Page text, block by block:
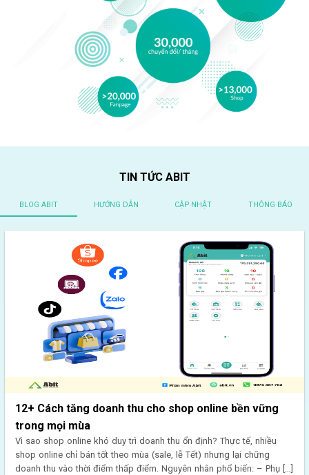
TIN TỨC ABIT
BLOG ABIT HƯỚNG DẪN CẬP NHẬT THÔNG BÁO
12+ Cách tăng doanh thu cho shop online bền vững
trong mọi mùa
Vì sao shop online khó duy trì doanh thu ổn định? Thực tế, nhiều
shop online chỉ bán tốt theo mùa (sale, lễ Tết) nhưng lại chững
doanh thu vào thời điểm thấp điểm. Nguyên nhân phổ biến: – Phụ […]